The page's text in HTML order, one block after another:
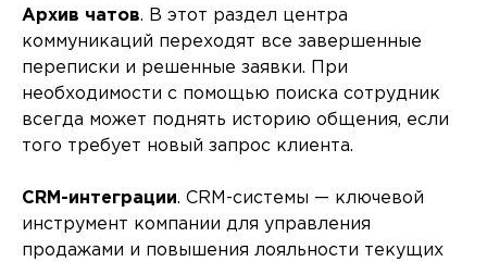
Архив чатов. В этот раздел центра
коммуникаций переходят все завершенные
переписки и решенные заявки. При
необходимости с помощью поиска сотрудник
всегда может поднять историю общения, если
того требует новый запрос клиента.
CRM-интеграции. CRM-системы — ключевой
инструмент компании для управления
продажами и повышения лояльности текущих